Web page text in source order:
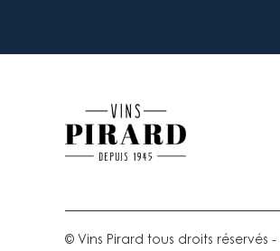
© Vins Pirard tous droits réservés -